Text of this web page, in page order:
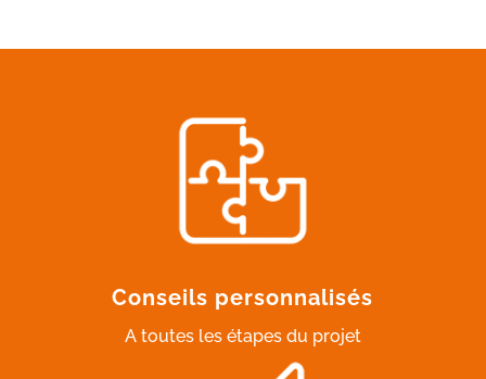
Conseils personnalisés
A toutes les étapes du projet